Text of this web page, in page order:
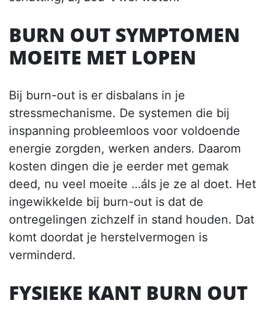
BURN OUT SYMPTOMEN
MOEITE MET LOPEN
Bij burn-out is er disbalans in je
stressmechanisme. De systemen die bij
inspanning probleemloos voor voldoende
energie zorgden, werken anders. Daarom
kosten dingen die je eerder met gemak
deed, nu veel moeite …áls je ze al doet. Het
ingewikkelde bij burn-out is dat de
ontregelingen zichzelf in stand houden. Dat
komt doordat je herstelvermogen is
verminderd.
FYSIEKE KANT BURN OUT